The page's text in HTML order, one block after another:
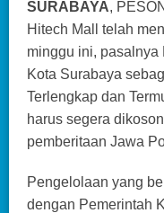
SURABAYA,
Hitech Mall telah
minggu ini, pasalnya
Kota Surabaya
Terlengkap dan
harus segera
pemberitaan Jawa
Pengelolaan yang
dengan Pemerintah